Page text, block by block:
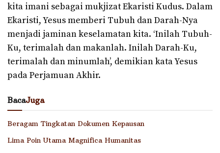
kita imani sebagai mukjizat Ekaristi Kudus. Dalam
Ekaristi, Yesus memberi Tubuh dan Darah-Nya
menjadi jaminan keselamatan kita. ‘Inilah Tubuh-
Ku, terimalah dan makanlah. Inilah Darah-Ku,
terimalah dan minumlah’, demikian kata Yesus
pada Perjamuan Akhir.
BacaJuga
Beragam Tingkatan Dokumen Kepausan
Lima Poin Utama Magnifica Humanitas